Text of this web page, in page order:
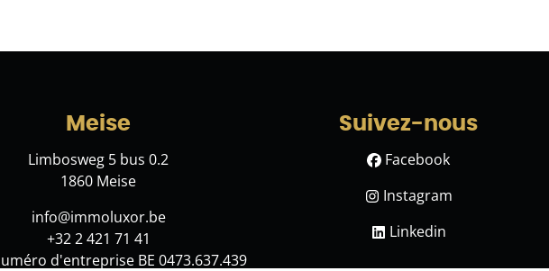
Meise
Limbosweg 5 bus 0.2
1860 Meise
info@immoluxor.be
+32 2 421 71 41
Suivez-nous
Facebook
Instagram
Linkedin
d'entreprise BE 0473.637.439